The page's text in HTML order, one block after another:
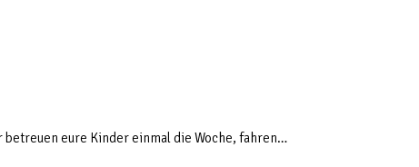
eure Kinder einmal die Woche, fahren…